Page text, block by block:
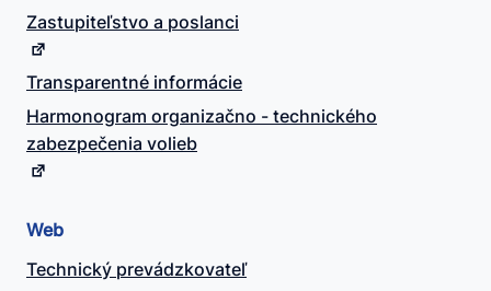
Zastupiteľstvo a poslanci
Transparentné informácie
Harmonogram organizačno - technického
zabezpečenia volieb
Web
Technický prevádzkovateľ